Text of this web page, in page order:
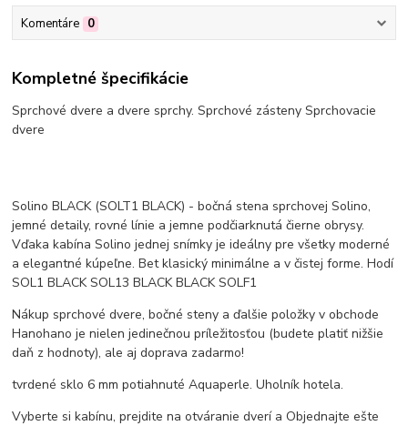
Komentáre 0
Kompletné špecifikácie
Sprchové dvere a dvere sprchy. Sprchové zásteny Sprchovacie
dvere
Solino BLACK (SOLT1 BLACK) - bočná stena sprchovej Solino,
jemné detaily, rovné línie a jemne podčiarknutá čierne obrysy.
Vďaka kabína Solino jednej snímky je ideálny pre všetky moderné
a elegantné kúpeľne. Bet klasický minimálne a v čistej forme. Hodí
SOL1 BLACK SOL13 BLACK BLACK SOLF1
Nákup sprchové dvere, bočné steny a ďalšie položky v obchode
Hanohano je nielen jedinečnou príležitosťou (budete platiť nižšie
daň z hodnoty), ale aj doprava zadarmo!
tvrdené sklo 6 mm potiahnuté Aquaperle. Uholník hotela.
Vyberte si kabínu, prejdite na otváranie dverí a Objednajte ešte